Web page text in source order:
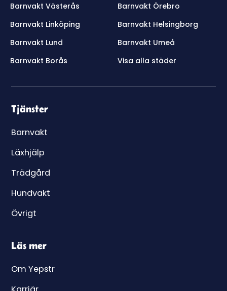
Barnvakt Västerås
Barnvakt Örebro
Barnvakt Linköping
Barnvakt Helsingborg
Barnvakt Lund
Barnvakt Umeå
Barnvakt Borås
Visa alla städer
Tjänster
Barnvakt
Läxhjälp
Trädgård
Hundvakt
Övrigt
Läs mer
Om Yepstr